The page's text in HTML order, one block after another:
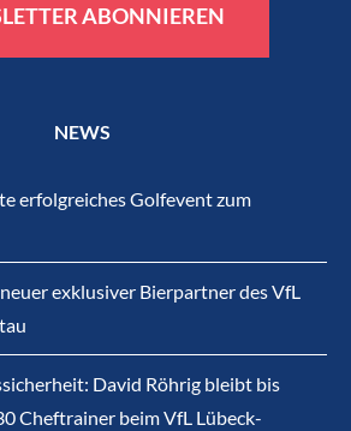
ABONNIEREN
NEWS
erfolgreiches Golfevent zum
exklusiver Bierpartner des VfL
David Röhrig bleibt bis
Cheftrainer beim VfL Lübeck-